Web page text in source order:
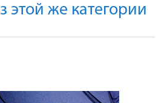
этой же категории